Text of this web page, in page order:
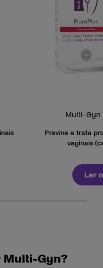
Multi-Gyn
Previne e trata
vaginais
Ler
Multi-Gyn?